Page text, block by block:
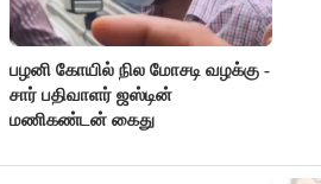
பழனி கோயில் நில மோசடி வழக்கு -
சார் பதிவாளர் ஜஸ்டின்
மணிகண்டன் கைது